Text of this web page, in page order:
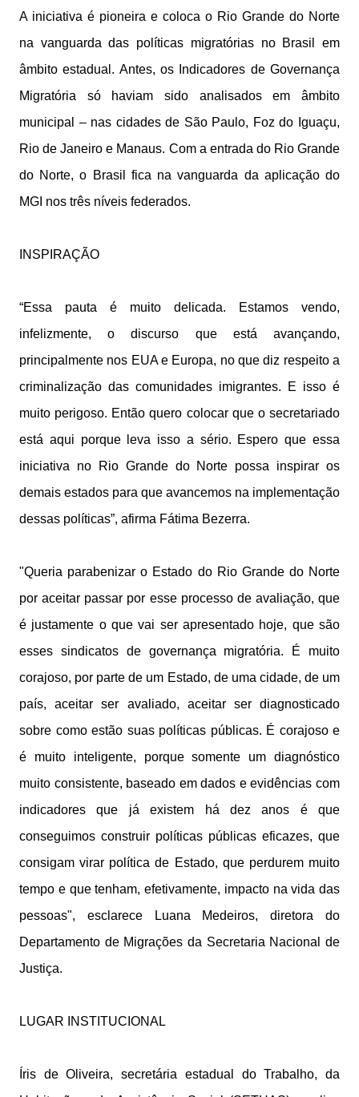
A iniciativa é pioneira e coloca o Rio Grande do Norte
na vanguarda das políticas migratórias no Brasil em
âmbito estadual. Antes, os Indicadores de Governança
Migratória só haviam sido analisados em âmbito
municipal – nas cidades de São Paulo, Foz do Iguaçu,
Rio de Janeiro e Manaus. Com a entrada do Rio Grande
do Norte, o Brasil fica na vanguarda da aplicação do
MGI nos três níveis federados.
INSPIRAÇÃO
“Essa pauta é muito delicada. Estamos vendo,
infelizmente, o discurso que está avançando,
principalmente nos EUA e Europa, no que diz respeito a
criminalização das comunidades imigrantes. E isso é
muito perigoso. Então quero colocar que o secretariado
está aqui porque leva isso a sério. Espero que essa
iniciativa no Rio Grande do Norte possa inspirar os
demais estados para que avancemos na implementação
dessas políticas”, afirma Fátima Bezerra.
"Queria parabenizar o Estado do Rio Grande do Norte
por aceitar passar por esse processo de avaliação, que
é justamente o que vai ser apresentado hoje, que são
esses sindicatos de governança migratória. É muito
corajoso, por parte de um Estado, de uma cidade, de um
país, aceitar ser avaliado, aceitar ser diagnosticado
sobre como estão suas políticas públicas. É corajoso e
é muito inteligente, porque somente um diagnóstico
muito consistente, baseado em dados e evidências com
indicadores que já existem há dez anos é que
conseguimos construir políticas públicas eficazes, que
consigam virar política de Estado, que perdurem muito
tempo e que tenham, efetivamente, impacto na vida das
pessoas", esclarece Luana Medeiros, diretora do
Departamento de Migrações da Secretaria Nacional de
Justiça.
LUGAR INSTITUCIONAL
Íris de Oliveira, secretária estadual do Trabalho, da